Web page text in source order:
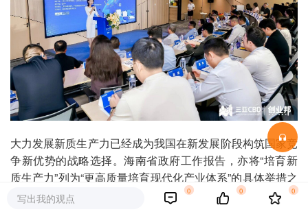
大力发展新质生产力已经成为我国在新发展阶段构筑国家竞
争新优势的战略选择。海南省政府工作报告，亦将“培育新
质生产力”列为“更高质量培育现代化产业体系”的具体举措之
一。Tech Sanya紧扣新质生产力这一关键核心，围绕数字
写出我的观点
0 0 0